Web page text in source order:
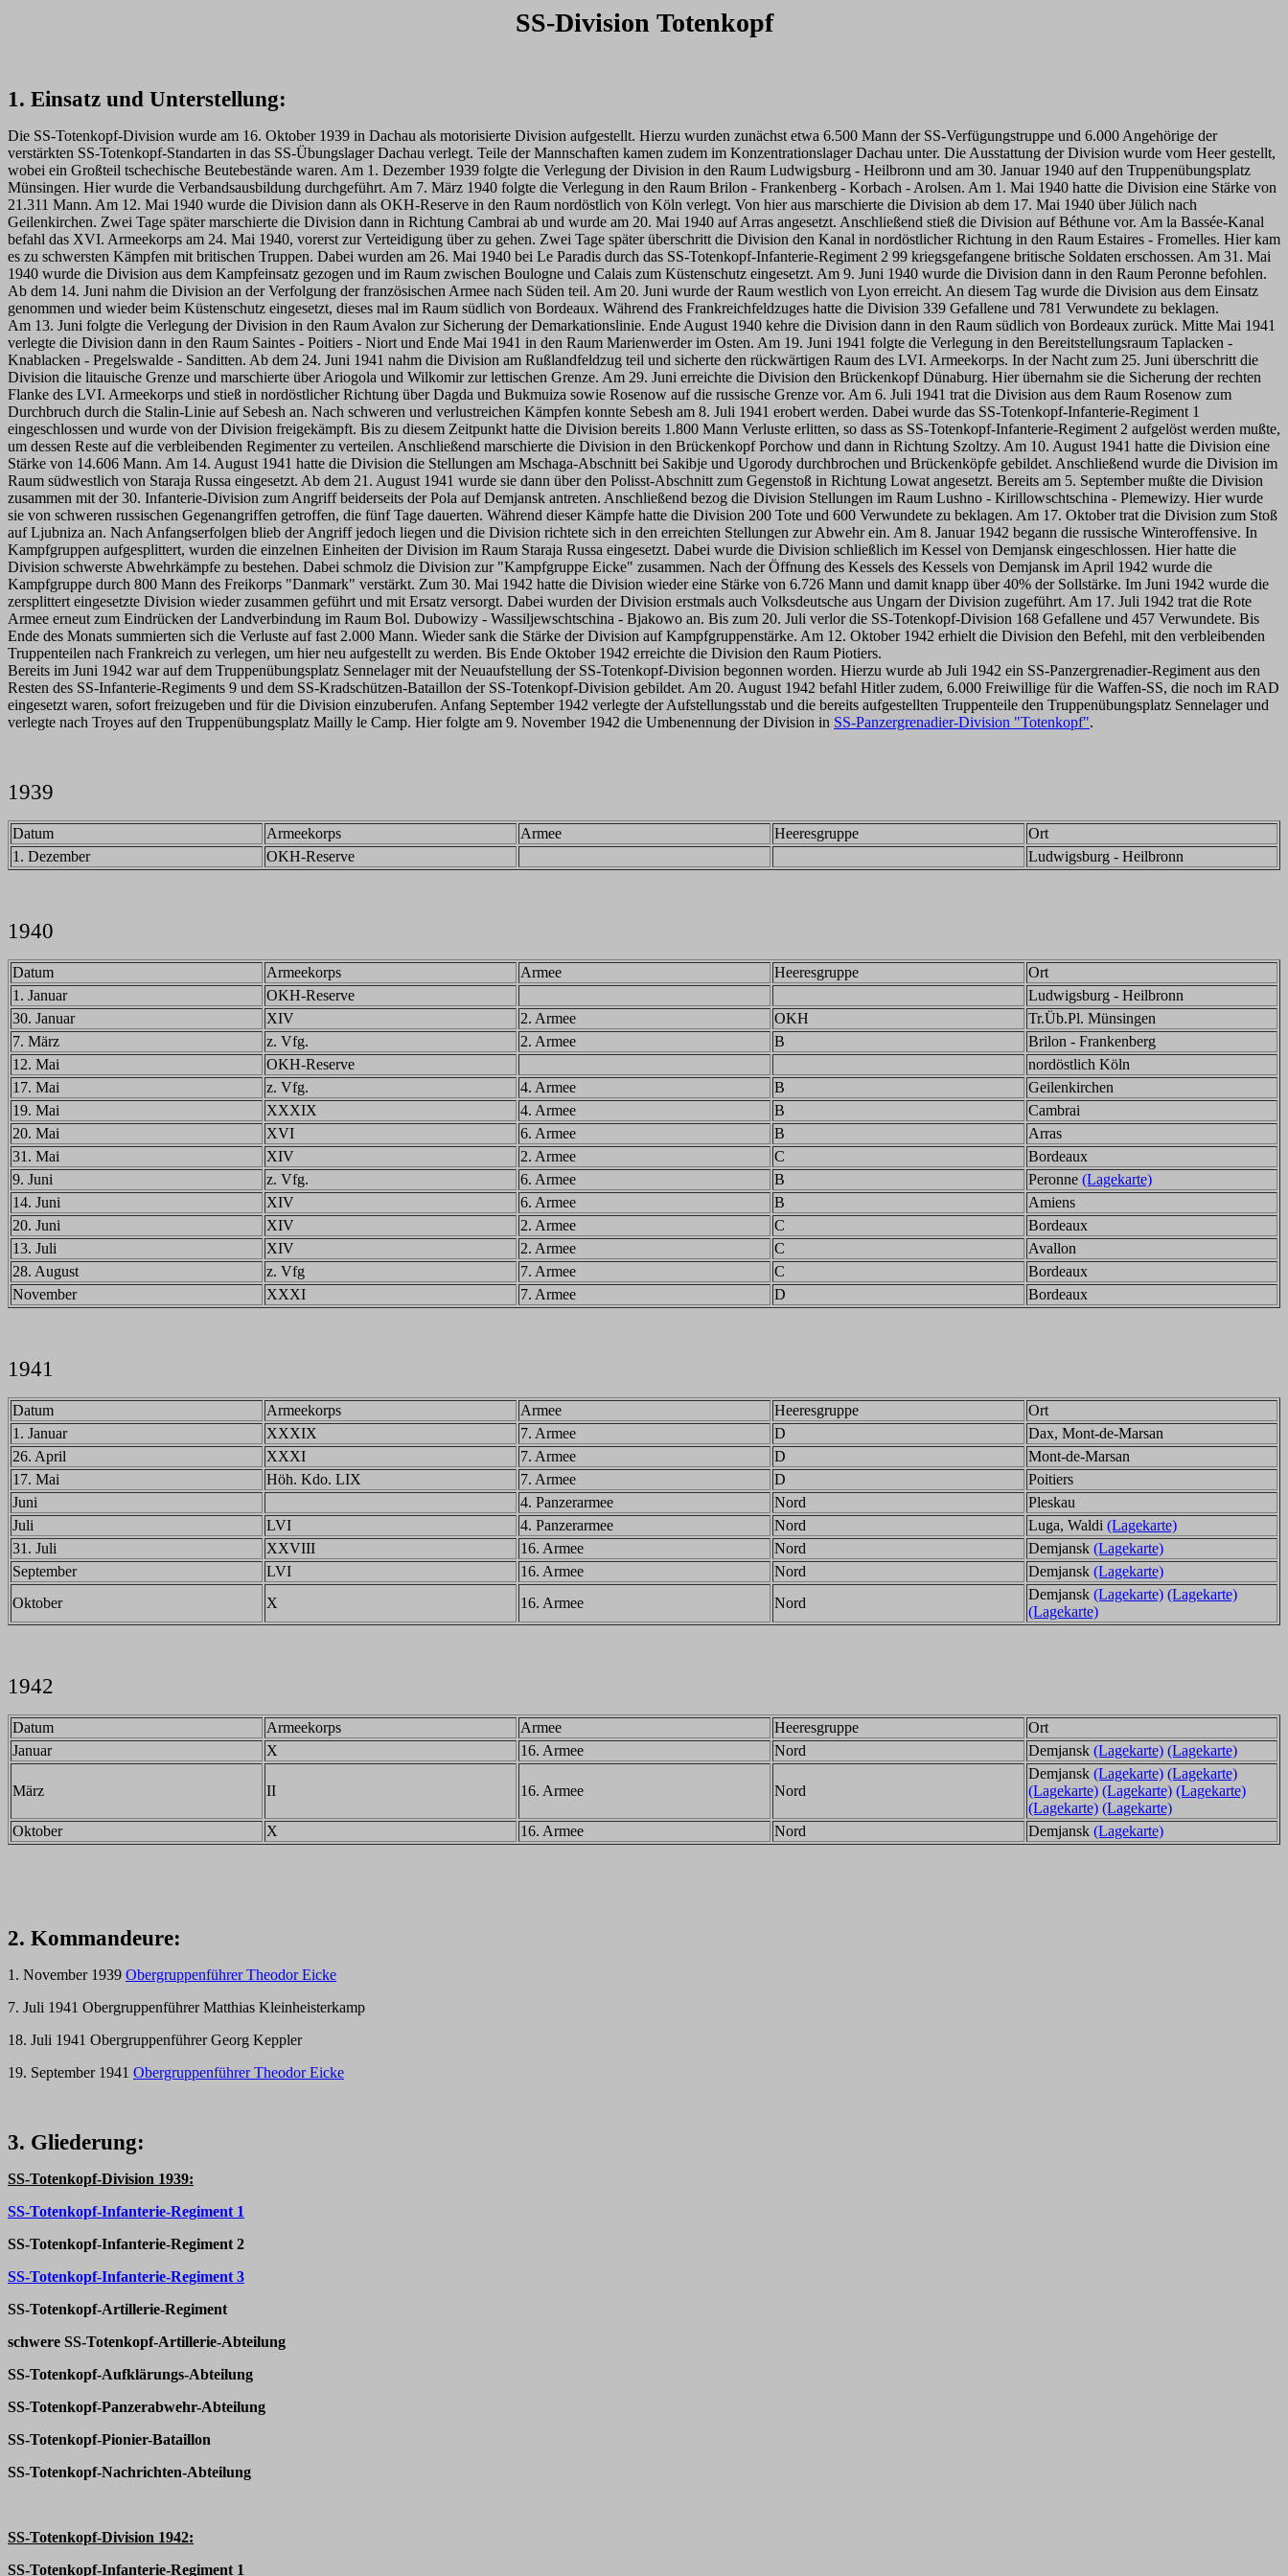
SS-Division Totenkopf
1. Einsatz und Unterstellung:
Die SS-Totenkopf-Division wurde am 16. Oktober 1939 in Dachau als motorisierte Division aufgestellt. Hierzu wurden zunächst etwa 6.500 Mann der SS-Verfügungstruppe und 6.000 Angehörige der
verstärkten SS-Totenkopf-Standarten in das SS-Übungslager Dachau verlegt. Teile der Mannschaften kamen zudem im Konzentrationslager Dachau unter. Die Ausstattung der Division wurde vom Heer gestellt,
wobei ein Großteil tschechische Beutebestände waren. Am 1. Dezember 1939 folgte die Verlegung der Division in den Raum Ludwigsburg - Heilbronn und am 30. Januar 1940 auf den Truppenübungsplatz
Münsingen. Hier wurde die Verbandsausbildung durchgeführt. Am 7. März 1940 folgte die Verlegung in den Raum Brilon - Frankenberg - Korbach - Arolsen. Am 1. Mai 1940 hatte die Division eine Stärke von
21.311 Mann. Am 12. Mai 1940 wurde die Division dann als OKH-Reserve in den Raum nordöstlich von Köln verlegt. Von hier aus marschierte die Division ab dem 17. Mai 1940 über Jülich nach
Geilenkirchen. Zwei Tage später marschierte die Division dann in Richtung Cambrai ab und wurde am 20. Mai 1940 auf Arras angesetzt. Anschließend stieß die Division auf Béthune vor. Am la Bassée-Kanal
befahl das XVI. Armeekorps am 24. Mai 1940, vorerst zur Verteidigung über zu gehen. Zwei Tage später überschritt die Division den Kanal in nordöstlicher Richtung in den Raum Estaires - Fromelles. Hier kam
es zu schwersten Kämpfen mit britischen Truppen. Dabei wurden am 26. Mai 1940 bei Le Paradis durch das SS-Totenkopf-Infanterie-Regiment 2 99 kriegsgefangene britische Soldaten erschossen. Am 31. Mai
1940 wurde die Division aus dem Kampfeinsatz gezogen und im Raum zwischen Boulogne und Calais zum Küstenschutz eingesetzt. Am 9. Juni 1940 wurde die Division dann in den Raum Peronne befohlen.
Ab dem 14. Juni nahm die Division an der Verfolgung der französischen Armee nach Süden teil. Am 20. Juni wurde der Raum westlich von Lyon erreicht. An diesem Tag wurde die Division aus dem Einsatz
genommen und wieder beim Küstenschutz eingesetzt, dieses mal im Raum südlich von Bordeaux. Während des Frankreichfeldzuges hatte die Division 339 Gefallene und 781 Verwundete zu beklagen.
Am 13. Juni folgte die Verlegung der Division in den Raum Avalon zur Sicherung der Demarkationslinie. Ende August 1940 kehre die Division dann in den Raum südlich von Bordeaux zurück. Mitte Mai 1941
verlegte die Division dann in den Raum Saintes - Poitiers - Niort und Ende Mai 1941 in den Raum Marienwerder im Osten. Am 19. Juni 1941 folgte die Verlegung in den Bereitstellungsraum Taplacken -
Knablacken - Pregelswalde - Sanditten. Ab dem 24. Juni 1941 nahm die Division am Rußlandfeldzug teil und sicherte den rückwärtigen Raum des LVI. Armeekorps. In der Nacht zum 25. Juni überschritt die
Division die litauische Grenze und marschierte über Ariogola und Wilkomir zur lettischen Grenze. Am 29. Juni erreichte die Division den Brückenkopf Dünaburg. Hier übernahm sie die Sicherung der rechten
Flanke des LVI. Armeekorps und stieß in nordöstlicher Richtung über Dagda und Bukmuiza sowie Rosenow auf die russische Grenze vor. Am 6. Juli 1941 trat die Division aus dem Raum Rosenow zum
Durchbruch durch die Stalin-Linie auf Sebesh an. Nach schweren und verlustreichen Kämpfen konnte Sebesh am 8. Juli 1941 erobert werden. Dabei wurde das SS-Totenkopf-Infanterie-Regiment 1
eingeschlossen und wurde von der Division freigekämpft. Bis zu diesem Zeitpunkt hatte die Division bereits 1.800 Mann Verluste erlitten, so dass as SS-Totenkopf-Infanterie-Regiment 2 aufgelöst werden mußte,
um dessen Reste auf die verbleibenden Regimenter zu verteilen. Anschließend marschierte die Division in den Brückenkopf Porchow und dann in Richtung Szoltzy. Am 10. August 1941 hatte die Division eine
Stärke von 14.606 Mann. Am 14. August 1941 hatte die Division die Stellungen am Mschaga-Abschnitt bei Sakibje und Ugorody durchbrochen und Brückenköpfe gebildet. Anschließend wurde die Division im
Raum südwestlich von Staraja Russa eingesetzt. Ab dem 21. August 1941 wurde sie dann über den Polisst-Abschnitt zum Gegenstoß in Richtung Lowat angesetzt. Bereits am 5. September mußte die Division
zusammen mit der 30. Infanterie-Division zum Angriff beiderseits der Pola auf Demjansk antreten. Anschließend bezog die Division Stellungen im Raum Lushno - Kirillowschtschina - Plemewizy. Hier wurde
sie von schweren russischen Gegenangriffen getroffen, die fünf Tage dauerten. Während dieser Kämpfe hatte die Division 200 Tote und 600 Verwundete zu beklagen. Am 17. Oktober trat die Division zum Stoß
auf Ljubniza an. Nach Anfangserfolgen blieb der Angriff jedoch liegen und die Division richtete sich in den erreichten Stellungen zur Abwehr ein. Am 8. Januar 1942 begann die russische Winteroffensive. In
Kampfgruppen aufgesplittert, wurden die einzelnen Einheiten der Division im Raum Staraja Russa eingesetzt. Dabei wurde die Division schließlich im Kessel von Demjansk eingeschlossen. Hier hatte die
Division schwerste Abwehrkämpfe zu bestehen. Dabei schmolz die Division zur "Kampfgruppe Eicke" zusammen. Nach der Öffnung des Kessels des Kessels von Demjansk im April 1942 wurde die
Kampfgruppe durch 800 Mann des Freikorps "Danmark" verstärkt. Zum 30. Mai 1942 hatte die Division wieder eine Stärke von 6.726 Mann und damit knapp über 40% der Sollstärke. Im Juni 1942 wurde die
zersplittert eingesetzte Division wieder zusammen geführt und mit Ersatz versorgt. Dabei wurden der Division erstmals auch Volksdeutsche aus Ungarn der Division zugeführt. Am 17. Juli 1942 trat die Rote
Armee erneut zum Eindrücken der Landverbindung im Raum Bol. Dubowizy - Wassiljewschtschina - Bjakowo an. Bis zum 20. Juli verlor die SS-Totenkopf-Division 168 Gefallene und 457 Verwundete. Bis
Ende des Monats summierten sich die Verluste auf fast 2.000 Mann. Wieder sank die Stärke der Division auf Kampfgruppenstärke. Am 12. Oktober 1942 erhielt die Division den Befehl, mit den verbleibenden
Truppenteilen nach Frankreich zu verlegen, um hier neu aufgestellt zu werden. Bis Ende Oktober 1942 erreichte die Division den Raum Piotiers.
Bereits im Juni 1942 war auf dem Truppenübungsplatz Sennelager mit der Neuaufstellung der SS-Totenkopf-Division begonnen worden. Hierzu wurde ab Juli 1942 ein SS-Panzergrenadier-Regiment aus den
Resten des SS-Infanterie-Regiments 9 und dem SS-Kradschützen-Bataillon der SS-Totenkopf-Division gebildet. Am 20. August 1942 befahl Hitler zudem, 6.000 Freiwillige für die Waffen-SS, die noch im RAD
eingesetzt waren, sofort freizugeben und für die Division einzuberufen. Anfang September 1942 verlegte der Aufstellungsstab und die bereits aufgestellten Truppenteile den Truppenübungsplatz Sennelager und
verlegte nach Troyes auf den Truppenübungsplatz Mailly le Camp. Hier folgte am 9. November 1942 die Umbenennung der Division in SS-Panzergrenadier-Division "Totenkopf".
1939
Datum Armeekorps Armee Heeresgruppe
Ort
1. Dezember
OKH-Reserve Ludwigsburg - Heilbronn
1940
Datum Armeekorps Armee Heeresgruppe
Ort
1. Januar
OKH-Reserve
Ludwigsburg - Heilbronn
30. Januar
XIV 2. Armee OKH
Tr.Üb.Pl. Münsingen
7. März
z. Vfg. 2. Armee B
Brilon - Frankenberg
12. Mai
OKH-Reserve
nordöstlich Köln
17. Mai
z. Vfg. 4. Armee B
Geilenkirchen
19. Mai
XXXIX 4. Armee B
Cambrai
20. Mai
XVI 6. Armee B
Arras
31. Mai
XIV 2. Armee C
Bordeaux
9. Juni
z. Vfg. 6. Armee B Peronne (Lagekarte)
14. Juni
XIV 6. Armee B
Amiens
20. Juni
XIV 2. Armee C
Bordeaux
13. Juli
XIV 2. Armee C
Avallon
28. August
z. Vfg 7. Armee C
Bordeaux
November
XXXI 7. Armee D Bordeaux
1941
Datum Armeekorps Armee Heeresgruppe
Ort
1. Januar
XXXIX 7. Armee D
Dax, Mont-de-Marsan
26. April
XXXI 7. Armee D
Mont-de-Marsan
17. Mai
Höh. Kdo. LIX 7. Armee D
Poitiers
Juni
4. Panzerarmee Nord
Pleskau
Juli
LVI 4. Panzerarmee Nord Luga, Waldi (Lagekarte)
31. Juli
XXVIII 16. Armee Nord Demjansk (Lagekarte)
September
LVI 16. Armee Nord Demjansk (Lagekarte)
Oktober
X 16. Armee Nord
Demjansk (Lagekarte) (Lagekarte)
(Lagekarte)
1942
Datum Armeekorps Armee Heeresgruppe
Ort
Januar
X 16. Armee Nord Demjansk (Lagekarte) (Lagekarte)
März II 16. Armee Nord
Demjansk (Lagekarte) (Lagekarte)
(Lagekarte) (Lagekarte) (Lagekarte)
(Lagekarte) (Lagekarte)
Oktober
X 16. Armee Nord Demjansk (Lagekarte)
2. Kommandeure:
1. November 1939 Obergruppenführer Theodor Eicke
7. Juli 1941 Obergruppenführer Matthias Kleinheisterkamp
18. Juli 1941 Obergruppenführer Georg Keppler
19. September 1941 Obergruppenführer Theodor Eicke
3. Gliederung:
SS-Totenkopf-Division 1939:
SS-Totenkopf-Infanterie-Regiment 1
SS-Totenkopf-Infanterie-Regiment 2
SS-Totenkopf-Infanterie-Regiment 3
SS-Totenkopf-Artillerie-Regiment
schwere SS-Totenkopf-Artillerie-Abteilung
SS-Totenkopf-Aufklärungs-Abteilung
SS-Totenkopf-Panzerabwehr-Abteilung
SS-Totenkopf-Pionier-Bataillon
SS-Totenkopf-Nachrichten-Abteilung
SS-Totenkopf-Division 1942:
SS-Totenkopf-Infanterie-Regiment 1